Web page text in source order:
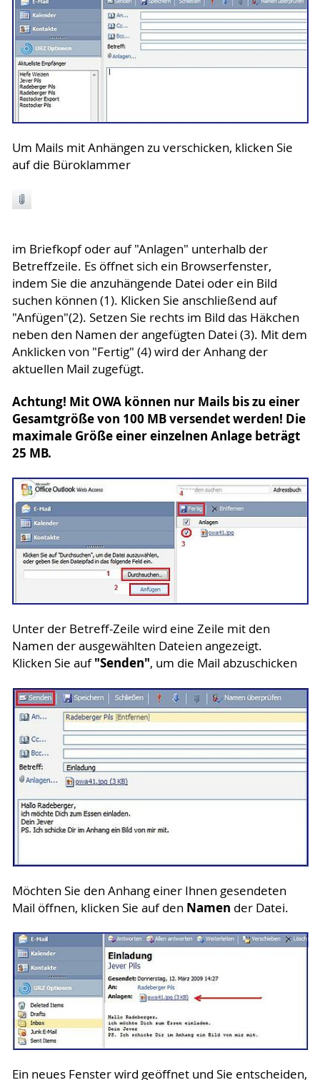
Um Mails mit Anhängen zu verschicken, klicken Sie
auf die Büroklammer
im Briefkopf oder auf "Anlagen" unterhalb der
Betreffzeile. Es öffnet sich ein Browserfenster,
indem Sie die anzuhängende Datei oder ein Bild
suchen können (1). Klicken Sie anschließend auf
"Anfügen"(2). Setzen Sie rechts im Bild das Häkchen
neben den Namen der angefügten Datei (3). Mit dem
Anklicken von "Fertig" (4) wird der Anhang der
aktuellen Mail zugefügt.
Achtung! Mit OWA können nur Mails bis zu einer
Gesamtgröße von 100 MB versendet werden! Die
maximale Größe einer einzelnen Anlage beträgt
25 MB.
Unter der Betreff-Zeile wird eine Zeile mit den
Namen der ausgewählten Dateien angezeigt.
Klicken Sie auf"Senden", um die Mail abzuschicken
Möchten Sie den Anhang einer Ihnen gesendeten
Mail öffnen, klicken Sie auf den Namen der Datei.
Ein neues Fenster wird geöffnet und Sie entscheiden,